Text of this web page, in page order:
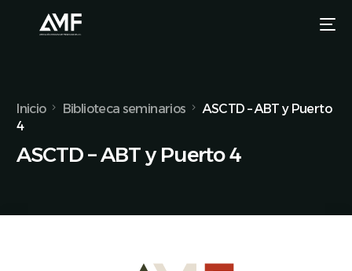
Inicio Biblioteca seminarios
ASCTD – ABT y Puerto
4
ASCTD – ABT y Puerto 4